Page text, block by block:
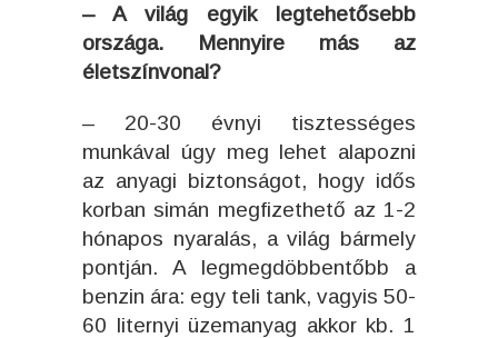
– A világ egyik legtehetősebb
országa. Mennyire más az
életszínvonal?
– 20-30 évnyi tisztességes
munkával úgy meg lehet alapozni
az anyagi biztonságot, hogy idős
korban simán megfizethető az 1-2
hónapos nyaralás, a világ bármely
pontján. A legmegdöbbentőbb a
benzin ára: egy teli tank, vagyis 50-
60 liternyi üzemanyag akkor kb. 1